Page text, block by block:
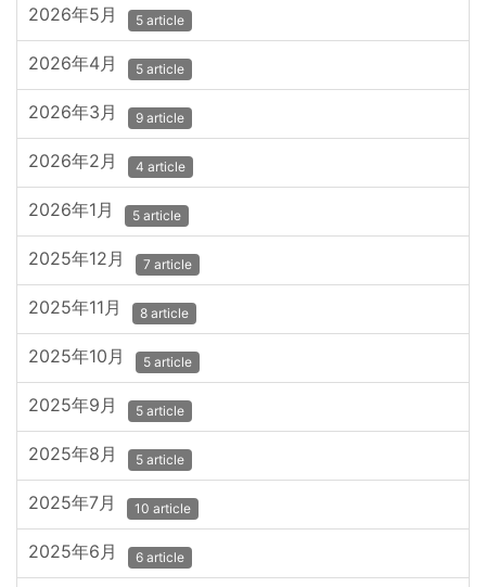
2026年5月 5 article
2026年4月 5 article
2026年3月 9 article
2026年2月 4 article
2026年1月 5 article
2025年12月 7 article
2025年11月 8 article
2025年10月 5 article
2025年9月 5 article
2025年8月 5 article
2025年7月 10 article
2025年6月 6 article